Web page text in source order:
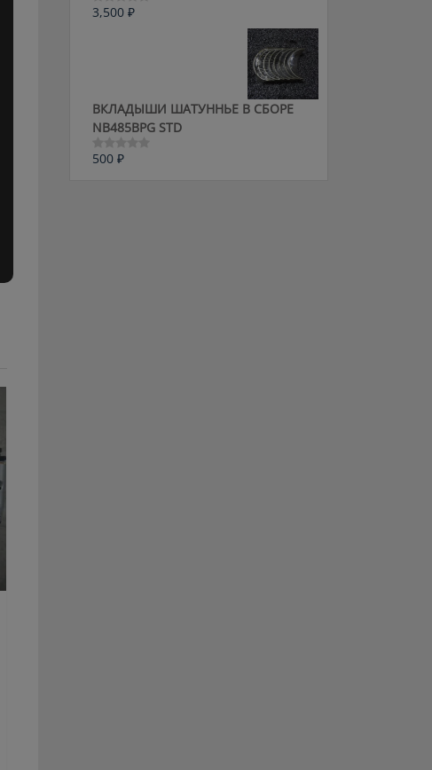
Оценка
3,500 ₽
ВКЛАДЫШИ ШАТУННЬЕ В СБОРЕ
NB485BPG STD
Оценка
500 ₽